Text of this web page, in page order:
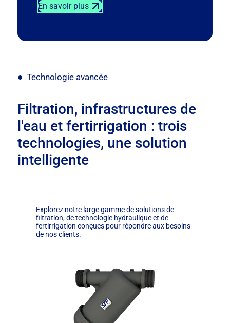
En savoir plus
Technologie avancée
Filtration, infrastructures de
l'eau et fertirrigation : trois
technologies, une solution
intelligente
Explorez notre large gamme de solutions de
filtration, de technologie hydraulique et de
fertirrigation conçues pour répondre aux besoins
de nos clients.